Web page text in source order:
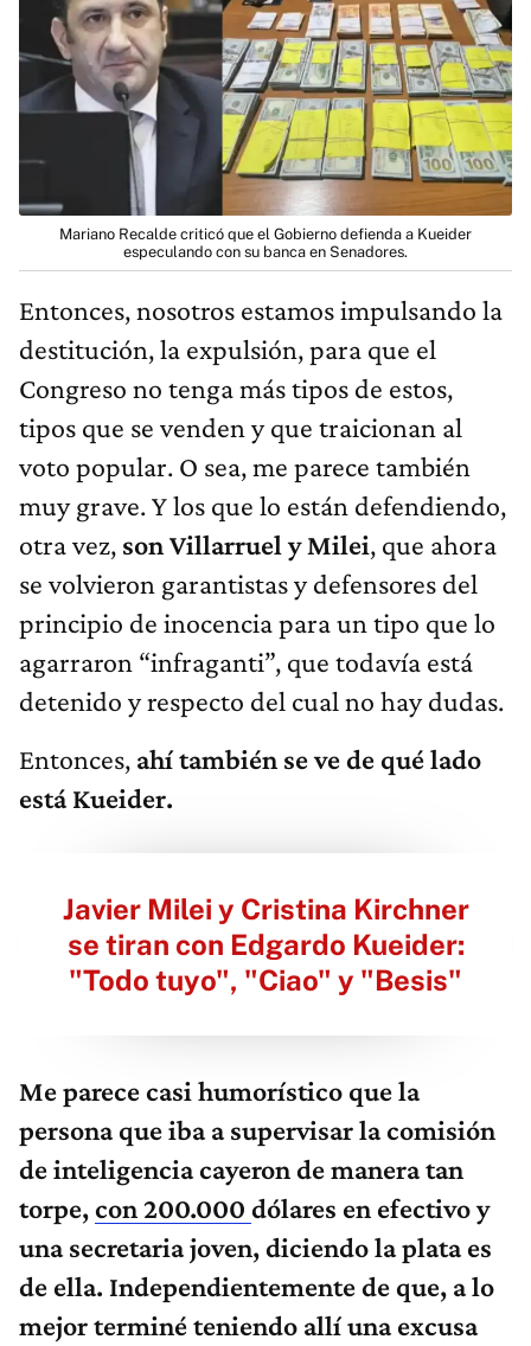
Mariano Recalde criticó que el Gobierno defienda a Kueider
especulando con su banca en Senadores.
Entonces, nosotros estamos impulsando la
destitución, la expulsión, para que el
Congreso no tenga más tipos de estos,
tipos que se venden y que traicionan al
voto popular. O sea, me parece también
muy grave. Y los que lo están defendiendo,
otra vez, son Villarruel y Milei, que ahora
se volvieron garantistas y defensores del
principio de inocencia para un tipo que lo
agarraron “infraganti”, que todavía está
detenido y respecto del cual no hay dudas.
Entonces, ahí también se ve de qué lado
está Kueider.
Javier Milei y Cristina Kirchner
se tiran con Edgardo Kueider:
"Todo tuyo", "Ciao" y "Besis"
Me parece casi humorístico que la
persona que iba a supervisar la comisión
de inteligencia cayeron de manera tan
torpe,con 200.000 dólares en efectivo y
una secretaria joven, diciendo la plata es
de ella. Independientemente de que, a lo
mejor terminé teniendo allí una excusa